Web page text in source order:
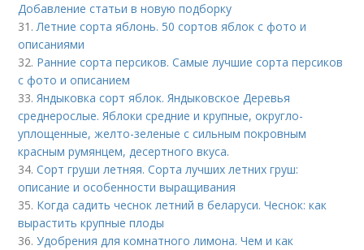
Добавление статьи в новую подборку
31.Летние сорта яблонь. 50 сортов яблок с фото и
описаниями
32. Ранние сорта персиков. Самые лучшие сорта персиков
с фото и описанием
33.Яндыковка сорт яблок. Яндыковское Деревья
среднерослые. Яблоки средние и крупные, округло-
уплощенные, желто-зеленые с сильным покровным
красным румянцем, десертного вкуса.
34.Сорт груши летняя. Сорта лучших летних груш:
описание и особенности выращивания
35. Когда садить чеснок летний в беларуси. Чеснок: как
вырастить крупные плоды
36.Удобрения для комнатного лимона. Чем и как